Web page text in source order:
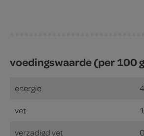
voedingswaarde (per 100
energie
vet
verzadigd vet